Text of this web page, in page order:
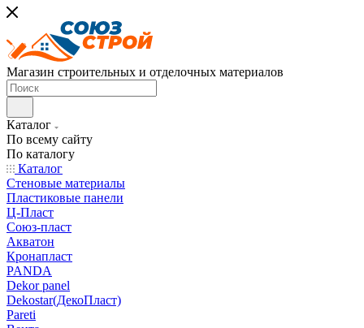
Магазин строительных и отделочных материалов
Каталог
По всему сайту
По каталогу
Каталог
Стеновые материалы
Пластиковые панели
Ц-Пласт
Союз-пласт
Акватон
Кронапласт
PANDA
Dekor panel
Dekostar(ДекоПласт)
Pareti